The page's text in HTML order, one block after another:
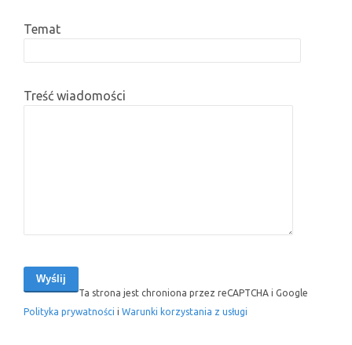
Temat
Treść wiadomości
Ta strona jest chroniona przez reCAPTCHA i Google
Polityka prywatności i Warunki korzystania z usługi